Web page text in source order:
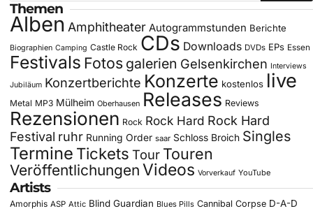
Themen
Alben Amphitheater Autogrammstunden Berichte
Biographien Camping Castle Rock CDs Downloads DVDs EPs Essen
Festivals Fotos galerien Gelsenkirchen Interviews
Jubiläum Konzertberichte Konzerte kostenlos live
Metal MP3 Mülheim Oberhausen Releases Reviews
Rezensionen Rock Rock Hard Rock Hard
Festival ruhr Running Order saar Schloss Broich Singles
Termine Tickets Tour Touren
Veröffentlichungen Videos Vorverkauf YouTube
Artists
Amorphis ASP Attic Blind Guardian Blues Pills Cannibal Corpse D-A-D